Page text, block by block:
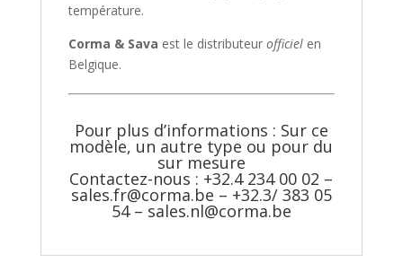
température.
Corma & Sava est le distributeur officielen
Belgique.
Pour plus d’informations : Sur ce
modèle, un autre type ou pour du
sur mesure
Contactez-nous : +32.4 234 00 02 –
sales.fr@corma.be – +32.3/ 383 05
54 – sales.nl@corma.be